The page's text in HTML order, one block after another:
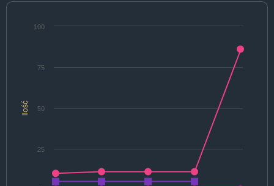
Ilość
100
25
50
75